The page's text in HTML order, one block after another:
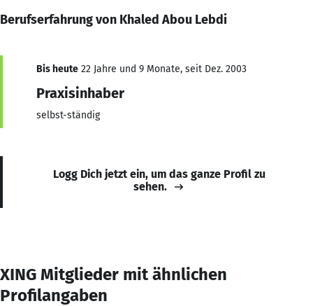
Berufserfahrung von Khaled Abou Lebdi
Bis heute 22 Jahre und 9 Monate, seit Dez. 2003
Praxisinhaber
selbst-ständig
Logg Dich jetzt ein, um das ganze Profil zu
sehen.
XING Mitglieder mit ähnlichen
Profilangaben